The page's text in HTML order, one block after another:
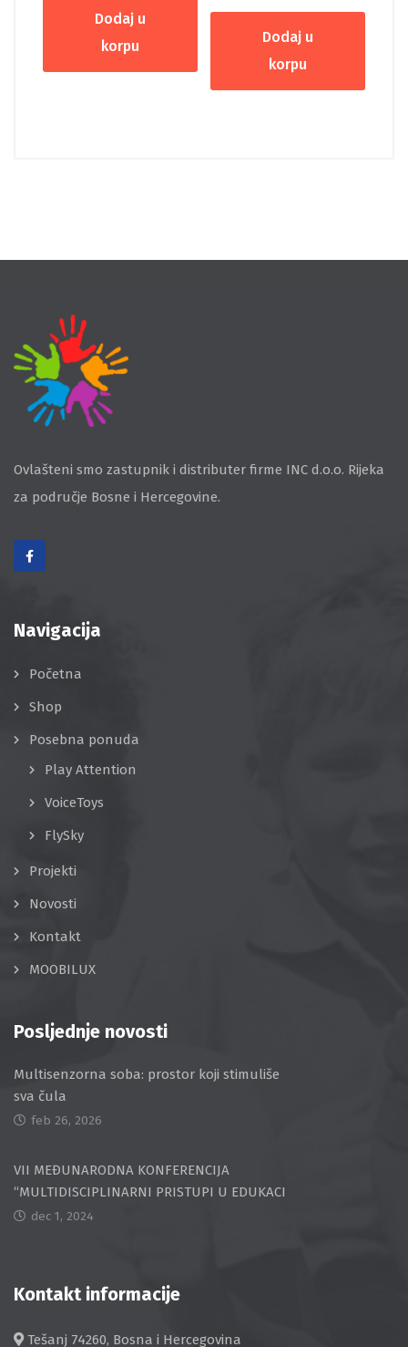
Dodaj u
korpu
Dodaj u
korpu
Ovlašteni smo zastupnik i distributer firme INC d.o.o. Rijeka
za područje Bosne i Hercegovine.
Navigacija
Početna
Shop
Posebna ponuda
Play Attention
VoiceToys
FlySky
Projekti
Novosti
Kontakt
MOOBILUX
Posljednje novosti
Multisenzorna soba: prostor koji stimuliše
sva čula
feb 26, 2026
VII MEĐUNARODNA KONFERENCIJA
“MULTIDISCIPLINARNI PRISTUPI U EDUKACI
dec 1, 2024
Kontakt informacije
Tešanj 74260, Bosna i Hercegovina